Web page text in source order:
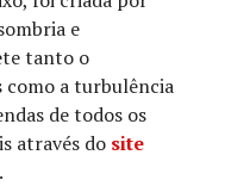
e
tanto o
como a turbulência
de todos os
através do site
.